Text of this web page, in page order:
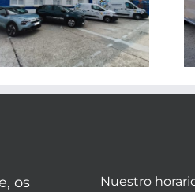
EMPRESA DE VUELOS
os
Nuestro